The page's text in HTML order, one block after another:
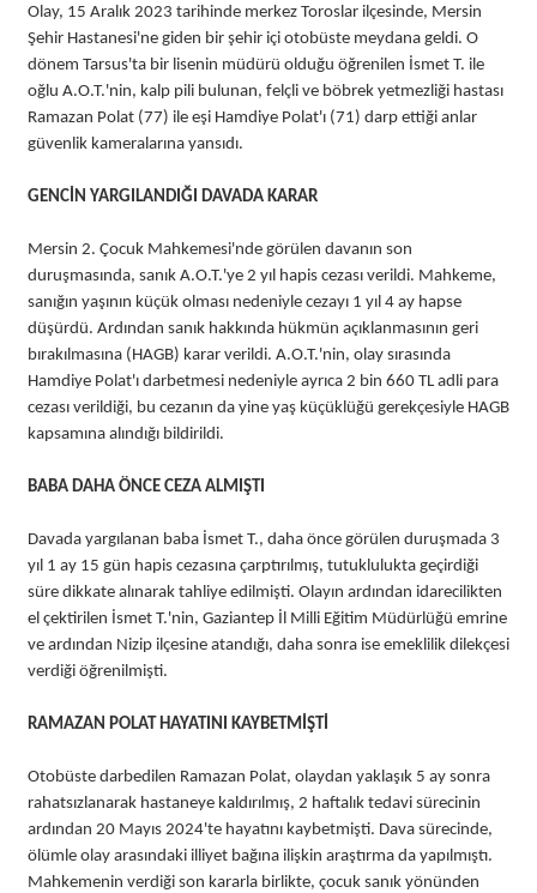
Olay, 15 Aralık 2023 tarihinde merkez Toroslar ilçesinde, Mersin
Şehir Hastanesi'ne giden bir şehir içi otobüste meydana geldi. O
dönem Tarsus'ta bir lisenin müdürü olduğu öğrenilen İsmet T. ile
oğlu A.O.T.'nin, kalp pili bulunan, felçli ve böbrek yetmezliği hastası
Ramazan Polat (77) ile eşi Hamdiye Polat'ı (71) darp ettiği anlar
güvenlik kameralarına yansıdı.
GENCİN YARGILANDIĞI DAVADA KARAR
Mersin 2. Çocuk Mahkemesi'nde görülen davanın son
duruşmasında, sanık A.O.T.'ye 2 yıl hapis cezası verildi. Mahkeme,
sanığın yaşının küçük olması nedeniyle cezayı 1 yıl 4 ay hapse
düşürdü. Ardından sanık hakkında hükmün açıklanmasının geri
bırakılmasına (HAGB) karar verildi. A.O.T.'nin, olay sırasında
Hamdiye Polat'ı darbetmesi nedeniyle ayrıca 2 bin 660 TL adli para
cezası verildiği, bu cezanın da yine yaş küçüklüğü gerekçesiyle HAGB
kapsamına alındığı bildirildi.
BABA DAHA ÖNCE CEZA ALMIŞTI
Davada yargılanan baba İsmet T., daha önce görülen duruşmada 3
yıl 1 ay 15 gün hapis cezasına çarptırılmış, tutuklulukta geçirdiği
süre dikkate alınarak tahliye edilmişti. Olayın ardından idarecilikten
el çektirilen İsmet T.'nin, Gaziantep İl Milli Eğitim Müdürlüğü emrine
ve ardından Nizip ilçesine atandığı, daha sonra ise emeklilik dilekçesi
verdiği öğrenilmişti.
RAMAZAN POLAT HAYATINI KAYBETMİŞTİ
Otobüste darbedilen Ramazan Polat, olaydan yaklaşık 5 ay sonra
rahatsızlanarak hastaneye kaldırılmış, 2 haftalık tedavi sürecinin
ardından 20 Mayıs 2024'te hayatını kaybetmişti. Dava sürecinde,
ölümle olay arasındaki illiyet bağına ilişkin araştırma da yapılmıştı.
Mahkemenin verdiği son kararla birlikte, çocuk sanık yönünden